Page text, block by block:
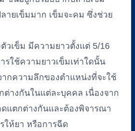
ายเข็มมาก เข็มจะคม ซึ่งช่วย
วเข็ม มีความยาวตั้งแต่ 5/16
รใช้ความยาวเข็มเท่าใดนั้น
กความลึกของตำแหน่งที่จะใช้
ต่างกันในแต่ละบุคคล เนื่องจาก
ดแตกต่างกันและต้องพิจารณา
ให้ยา หรือการฉีด